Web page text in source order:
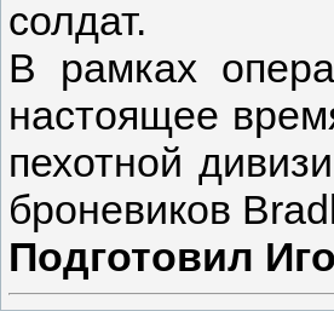
солдат.
В рамках
настоящее
пехотной
броневиков
Подготовил